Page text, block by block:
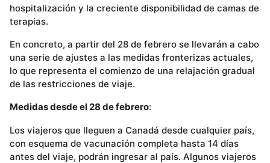
hospitalización y la creciente disponibilidad de camas de
terapias.
En concreto, a partir del 28 de febrero se llevarán a cabo
una serie de ajustes a las medidas fronterizas actuales,
lo que representa el comienzo de una relajación gradual
de las restricciones de viaje.
Medidas desde el 28 de febrero:
Los viajeros que lleguen a Canadá desde cualquier país,
con esquema de vacunación completa hasta 14 días
antes del viaje, podrán ingresar al país. Algunos viajeros